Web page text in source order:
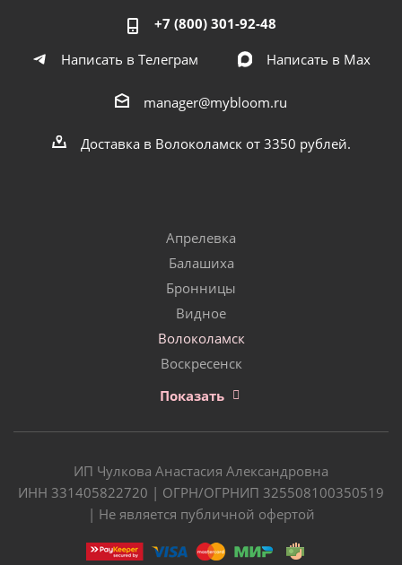
+7 (800) 301-92-48
Написать в Телеграм
Написать в Мах
manager@mybloom.ru
Доставка в Волоколамск от 3350 рублей.
Апрелевка
Балашиха
Бронницы
Видное
Волоколамск
Воскресенск
Показать
ИП Чулкова Анастасия Александровна
ИНН 331405822720 | ОГРН/ОГРНИП 325508100350519
| Не является публичной офертой